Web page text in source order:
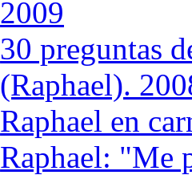
2009
30 preguntas
(Raphael).
Raphael en
Raphael: "Me